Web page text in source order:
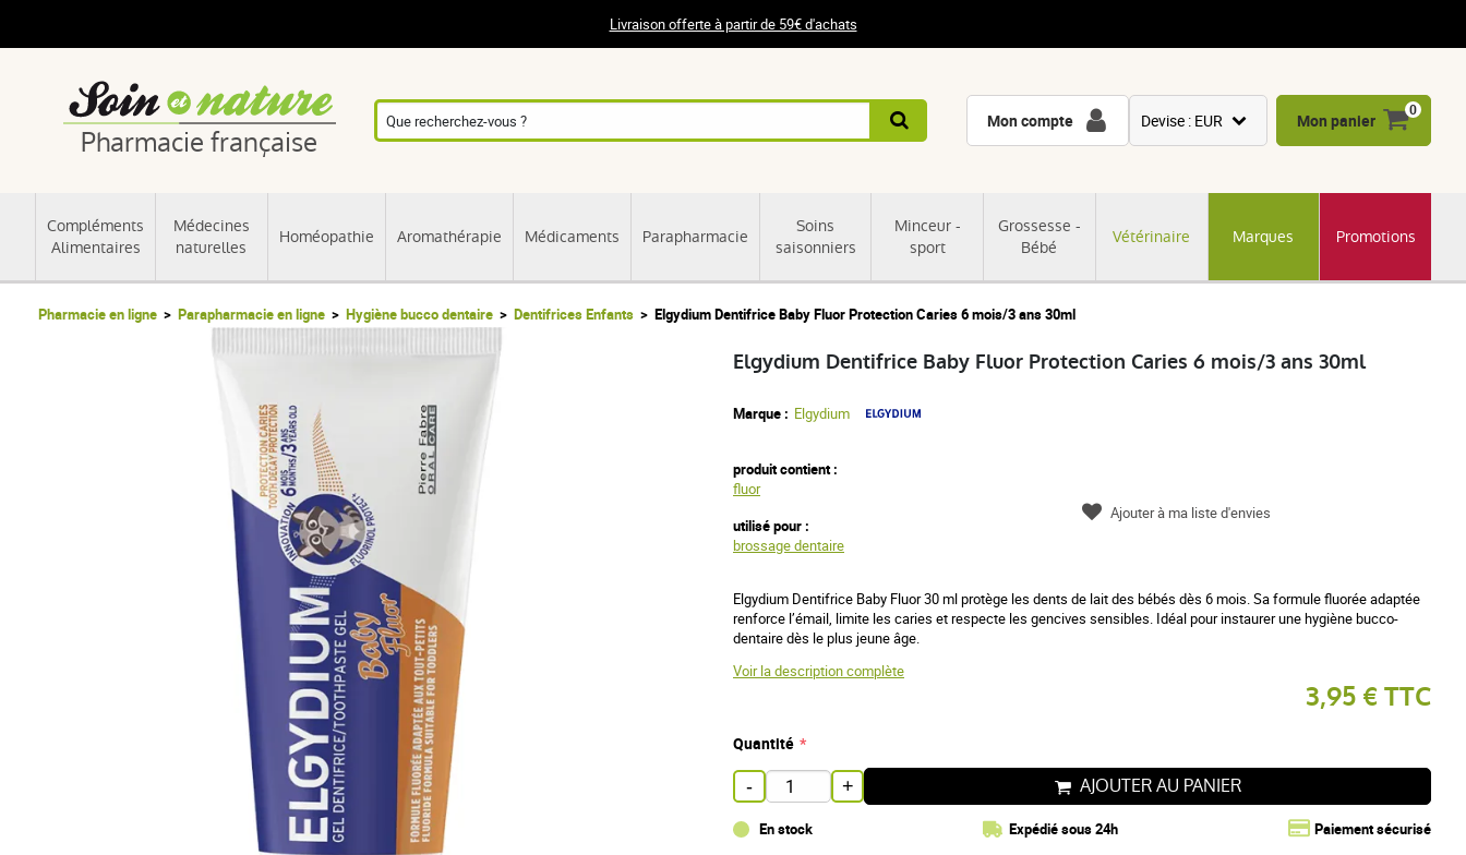
Livraison offerte à partir de 59€ d'achats
Pharmacie française
Compléments
Alimentaires
Médecines
naturelles
Homéopathie Aromathérapie Médicaments Parapharmacie
Soins
saisonniers
Minceur -
sport
Grossesse -
Bébé
Vétérinaire Marques Promotions
Mon compte Devise : EUR
CNY
Mon panier
0
Pharmacie en ligne Parapharmacie en ligne Hygiène bucco dentaire Dentifrices Enfants Elgydium Dentifrice Baby Fluor Protection Caries 6 mois/3 ans 30ml
Elgydium Dentifrice Baby Fluor Protection Caries 6 mois/3 ans 30ml
Marque : Elgydium
produit contient :
fluor
utilisé pour :
brossage dentaire
Elgydium Dentifrice Baby Fluor 30 ml protège les dents de lait des bébés dès 6 mois. Sa formule fluorée adaptée
renforce l’émail, limite les caries et respecte les gencives sensibles. Idéal pour instaurer une hygiène bucco-
dentaire dès le plus jeune âge.
Voir la description complète
3,95 € TTC
Quantité
- + AJOUTER AU PANIER
En stock Expédié sous 24h Paiement sécurisé
Ajouter à ma liste d'envies